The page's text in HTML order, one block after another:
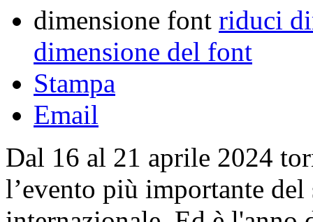
dimensione font riduci
dimensione del font
Stampa
Email
Dal 16 al 21 aprile 2024
l’evento più importante